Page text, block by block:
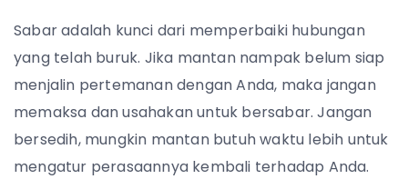
Sabar adalah kunci dari memperbaiki hubungan
yang telah buruk. Jika mantan nampak belum siap
menjalin pertemanan dengan Anda, maka jangan
memaksa dan usahakan untuk bersabar. Jangan
bersedih, mungkin mantan butuh waktu lebih untuk
mengatur perasaannya kembali terhadap Anda.